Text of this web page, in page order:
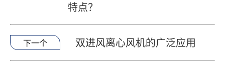
特点？
下一个 双进风离心风机的广泛应用